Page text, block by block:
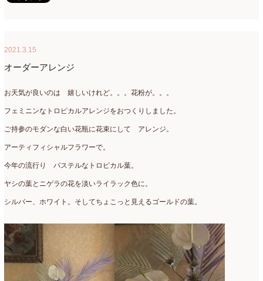
2021.3.15
オーダーアレンジ
お天気が良いのは 嬉しいけれど。。。花粉が。。。
フェミニンなトロピカルアレンジをおつくりしました。
ご持参のモダンな白い花瓶に花束にして アレンジ。
アーティフィシャルフラワーで。
今年の流行り パステルなトロピカル葉。
ヤシの葉とニゲラの花を淡いライラック色に。
シルバー、ホワイト。そしてちょこっと見えるゴールドの葉。